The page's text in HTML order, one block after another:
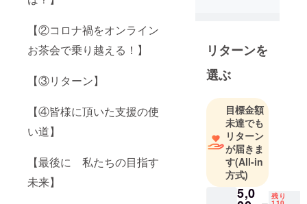
【②コロナ禍をオンライン
お茶会で乗り越える！】
【③リターン】
【④皆様に頂いた支援の使
い道】
【最後に 私たちの目指す
未来】
ら」の実行
委員会で
す！
リターンを
選ぶ
目標金額
未達でも
リターン
が届きま
す(All-in
方式)
5,0 残り